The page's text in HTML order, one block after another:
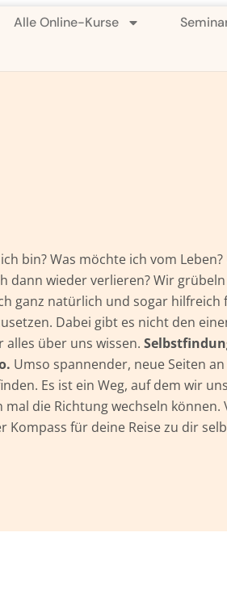
Alle Online-Kurse
bin? Was möchte ich vom Leben?
dann wieder verlieren? Wir
ganz natürlich und sogar hilfreich
Dabei gibt es nicht den
über uns wissen.
Umso spannender, neue Seiten an
Es ist ein Weg, auf dem wir
die Richtung wechseln können.
für deine Reise zu dir